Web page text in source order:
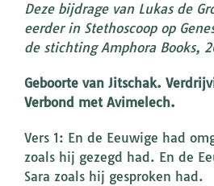
Deze bijdrage van Lukas de
eerder in Stethoscoop op
de stichting Amphora Books,
Geboorte van Jitschak.
Verbond met Avimelech.
Vers 1: En de Eeuwige had
zoals hij gezegd had. En de
Sara zoals hij gesproken had.